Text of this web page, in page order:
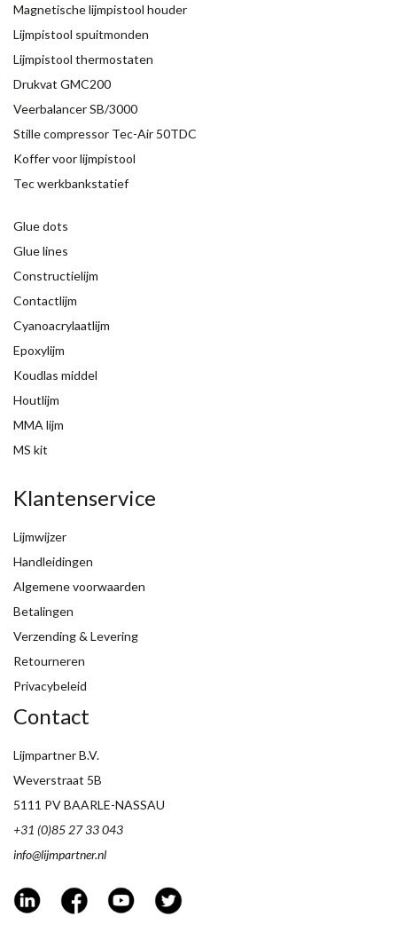
Magnetische lijmpistool houder
Lijmpistool spuitmonden
Lijmpistool thermostaten
Drukvat GMC200
Veerbalancer SB/3000
Stille compressor Tec-Air 50TDC
Koffer voor lijmpistool
Tec werkbankstatief
Glue dots
Glue lines
Constructielijm
Contactlijm
Cyanoacrylaatlijm
Epoxylijm
Koudlas middel
Houtlijm
MMA lijm
MS kit
Klantenservice
Lijmwijzer
Handleidingen
Algemene voorwaarden
Betalingen
Verzending & Levering
Retourneren
Privacybeleid
Contact
Lijmpartner B.V.
Weverstraat 5B
5111 PV BAARLE-NASSAU
+31 (0)85 27 33 043
info@lijmpartner.nl